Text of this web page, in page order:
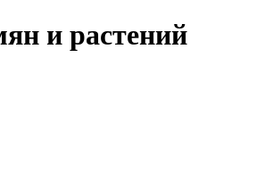
и растений